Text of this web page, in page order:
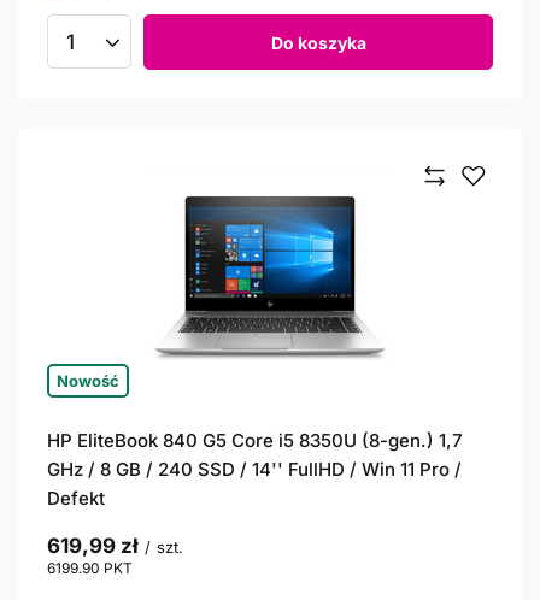
Ilość produktów Do koszyka
Nowość
HP EliteBook 840 G5 Core i5 8350U (8-gen.) 1,7
GHz / 8 GB / 240 SSD / 14'' FullHD / Win 11 Pro /
Defekt
619,99 zł / szt.
6199.90 PKT